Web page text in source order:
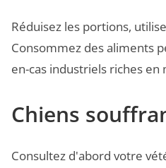
Réduisez les portions,
Consommez des aliments
en-cas industriels riches en
Chiens
Consultez d'abord votre